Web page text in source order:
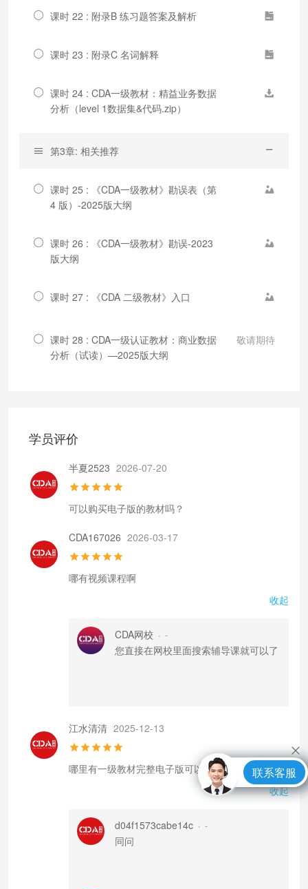
课时 22 : 附录B 练习题答案及解析
课时 23 : 附录C 名词解释
课时 24 : CDA一级教材：精益业务数据
分析（level 1数据集&代码.zip）
第3章: 相关推荐
课时 25 : 《CDA一级教材》勘误表（第
4 版）-2025版大纲
课时 26 : 《CDA一级教材》勘误-2023
版大纲
课时 27 : 《CDA 二级教材》入口
课时 28 : CDA一级认证教材：商业数据
分析（试读）—2025版大纲
敬请期待
学员评价
半夏2523 2026-07-20
可以购买电子版的教材吗？
CDA167026 2026-03-17
哪有视频课程啊
收起
CDA网校 • -
您直接在网校里面搜索辅导课就可以了
江水清清 2025-12-13
哪里有一级教材完整电子版可以看。
收起
d04f1573cabe14c • -
同问
联系客服